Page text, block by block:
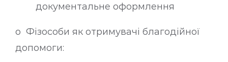
документальне оформлення
o Фізособи як отримувачі благодійної
допомоги: